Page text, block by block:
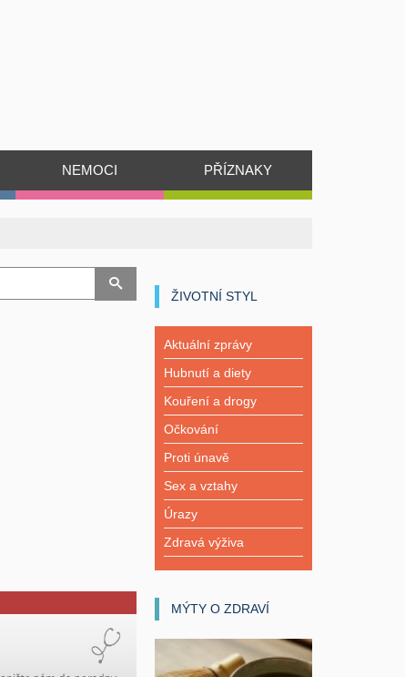
NEMOCI PŘÍZNAKY
ŽIVOTNÍ STYL
Aktuální zprávy
Hubnutí a diety
Kouření a drogy
Očkování
Proti únavě
Sex a vztahy
Úrazy
Zdravá výživa
MÝTY O ZDRAVÍ